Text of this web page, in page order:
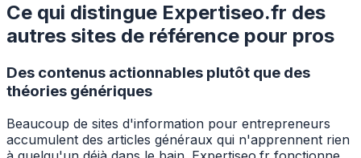
Ce qui distingue Expertiseo.fr des
autres sites de référence pour pros
Des contenus actionnables plutôt que des
théories génériques
Beaucoup de sites d'information pour entrepreneurs
accumulent des articles généraux qui n'apprennent rien